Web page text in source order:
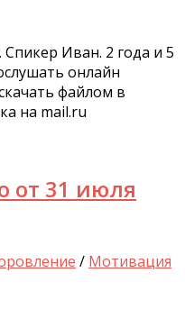
Спикер Иван. 2 года и 5
онлайн
файлом в
на mail.ru
от 31 июля
/ Мотивация